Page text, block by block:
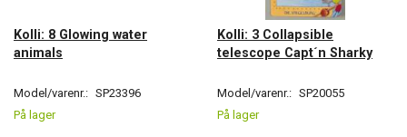
Kolli: 8 Glowing water
animals
Model/varenr.: SP23396
På lager
Kolli: 3 Collapsible
telescope Capt´n Sharky
Model/varenr.: SP20055
På lager